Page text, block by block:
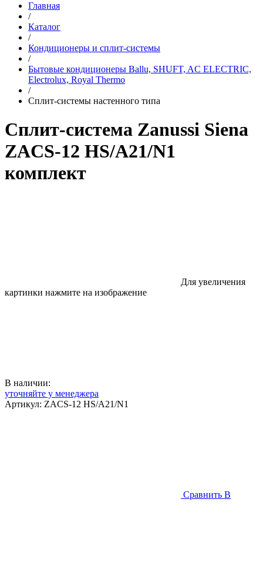
Главная
/
Каталог
/
Кондиционеры и сплит-системы
/
Бытовые кондиционеры Ballu, SHUFT, AC ELECTRIC,
Electrolux, Royal Thermo
/
Сплит-системы настенного типа
Сплит-система Zanussi Siena
ZACS-12 HS/A21/N1
комплект
Для увеличения
картинки нажмите на изображение
В наличии:
уточняйте у менеджера
Артикул: ZACS-12 HS/A21/N1
Сравнить В